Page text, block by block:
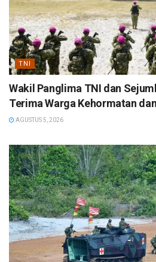
TNI
Wakil Panglima TNI dan
Terima Warga Kehormatan
AGUSTUS 5, 2026